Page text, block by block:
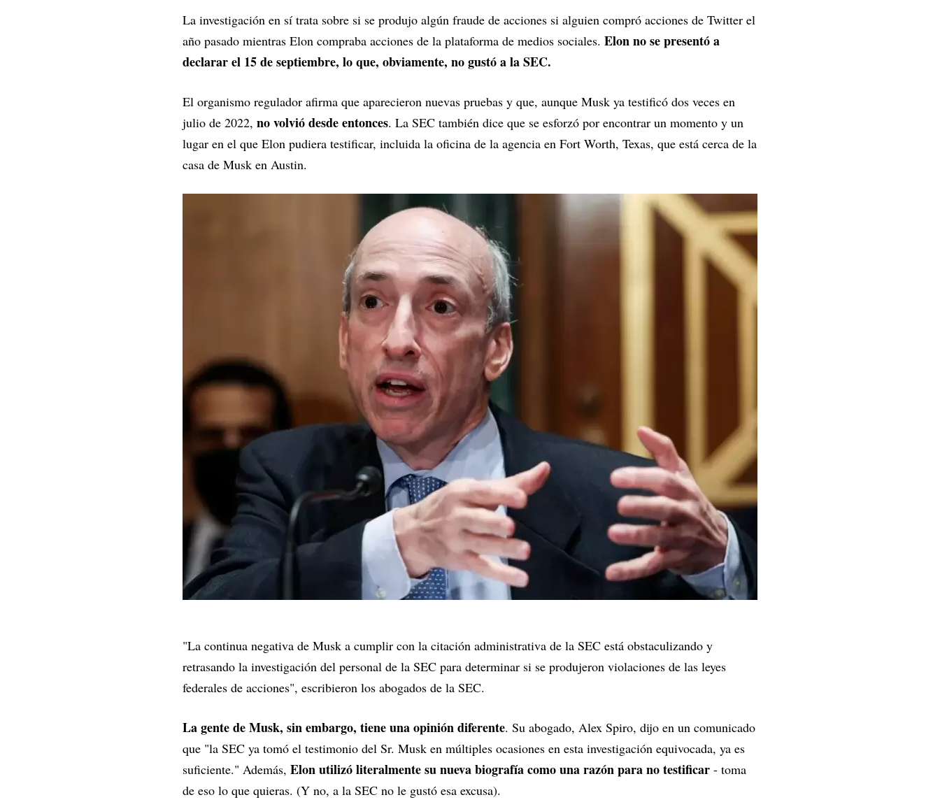
La investigación en sí trata sobre si se produjo algún fraude de acciones si alguien compró acciones de Twitter el
año pasado mientras Elon compraba acciones de la plataforma de medios sociales. Elon no se presentó a
declarar el 15 de septiembre, lo que, obviamente, no gustó a la SEC.
El organismo regulador afirma que aparecieron nuevas pruebas y que, aunque Musk ya testificó dos veces en
julio de 2022, no volvió desde entonces. La SEC también dice que se esforzó por encontrar un momento y un
lugar en el que Elon pudiera testificar, incluida la oficina de la agencia en Fort Worth, Texas, que está cerca de la
casa de Musk en Austin.
"La continua negativa de Musk a cumplir con la citación administrativa de la SEC está obstaculizando y
retrasando la investigación del personal de la SEC para determinar si se produjeron violaciones de las leyes
federales de acciones", escribieron los abogados de la SEC.
La gente de Musk, sin embargo, tiene una opinión diferente. Su abogado, Alex Spiro, dijo en un comunicado
que "la SEC ya tomó el testimonio del Sr. Musk en múltiples ocasiones en esta investigación equivocada, ya es
suficiente." Además, Elon utilizó literalmente su nueva biografía como una razón para no testificar - toma
de eso lo que quieras. (Y no, a la SEC no le gustó esa excusa).